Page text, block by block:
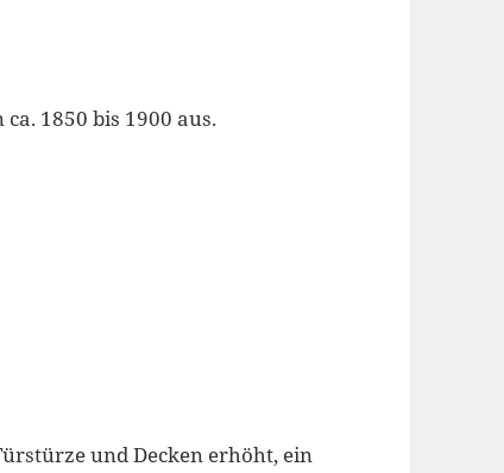
1850 bis 1900 aus.
und Decken erhöht, ein